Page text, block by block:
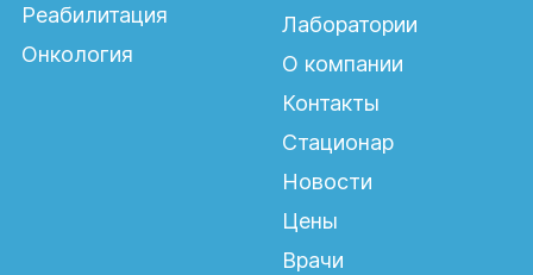
Реабилитация
Онкология
Лаборатории
О компании
Контакты
Стационар
Новости
Цены
Врачи